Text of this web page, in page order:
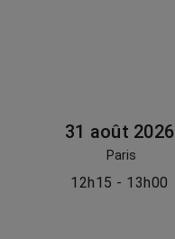
31 août 2026
Paris
12h15 - 13h00